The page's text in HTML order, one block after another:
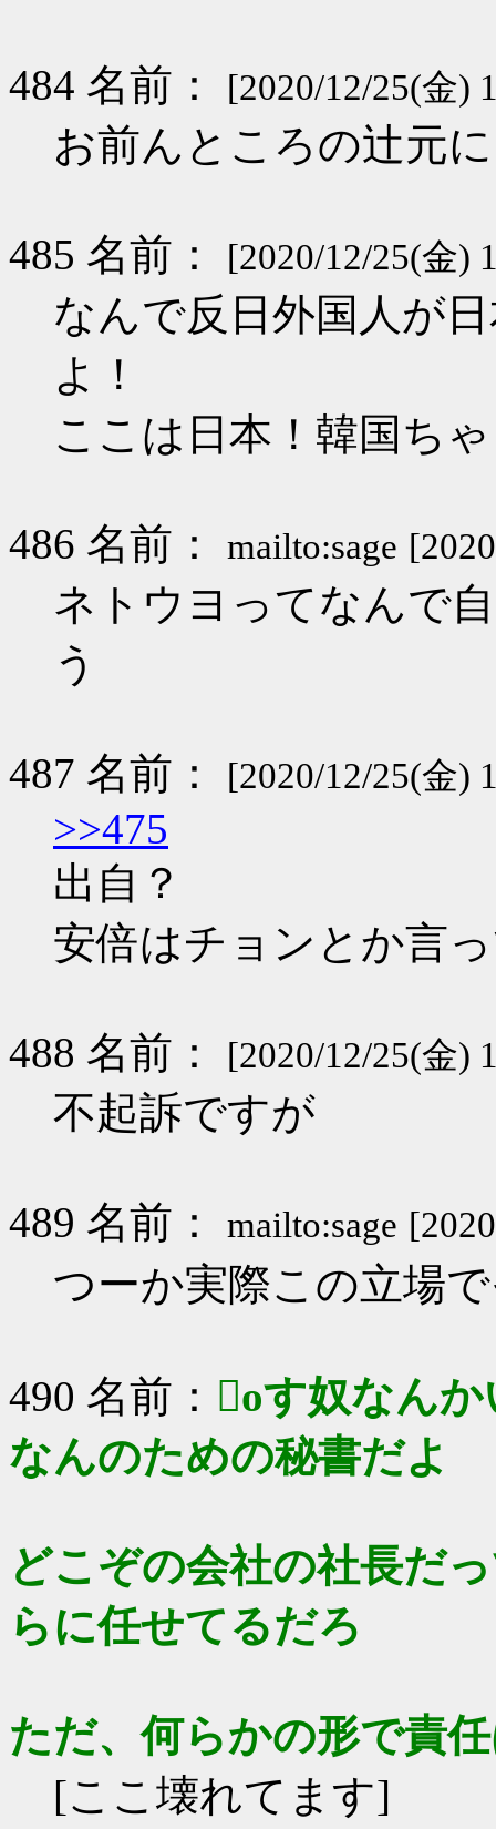
484 名前： [2020/12/25(金)
お前んところの辻元
485 名前： [2020/12/25(金)
なんで反日外国人が
よ！
ここは日本！韓国ち
486 名前： mailto:sage
ネトウヨってなんで
う
487 名前： [2020/12/25(金)
>>475
出自？
安倍はチョンとか言
488 名前： [2020/12/25(金)
不起訴ですが
489 名前： mailto:sage
つーか実際この立場
490 名前： oす奴なん
なんのための秘書だよ
どこぞの会社の社長だ
らに任せてるだろ
ただ、何らかの形で責
[ここ壊れてます]